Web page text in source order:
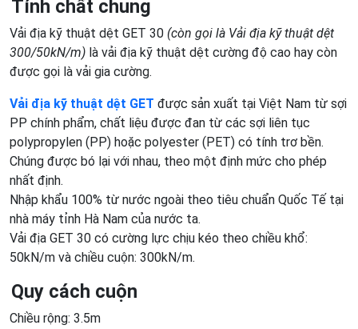
Tính chất chung
Vải địa kỹ thuật dệt GET 30 (còn gọi là Vải địa kỹ thuật dệt
300/50kN/m) là vải địa kỹ thuật dệt cường độ cao hay còn
được gọi là vải gia cường.
Vải địa kỹ thuật dệt GET được sản xuất tại Việt Nam từ sợi
PP chính phẩm, chất liệu được đan từ các sợi liên tục
polypropylen (PP) hoặc polyester (PET) có tính trơ bền.
Chúng được bó lại với nhau, theo một định mức cho phép
nhất định.
Nhập khẩu 100% từ nước ngoài theo tiêu chuẩn Quốc Tế tại
nhà máy tỉnh Hà Nam của nước ta.
Vải địa GET 30 có cường lực chịu kéo theo chiều khổ:
50kN/m và chiều cuộn: 300kN/m.
Quy cách cuộn
Chiều rộng: 3.5m